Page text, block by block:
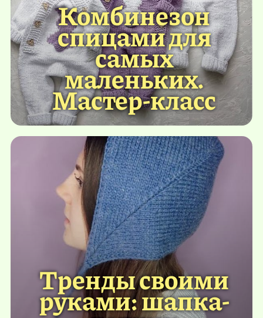
Комбинезон
спицами для
самых
маленьких.
Мастер-класс
Тренды своими
руками: шапка-